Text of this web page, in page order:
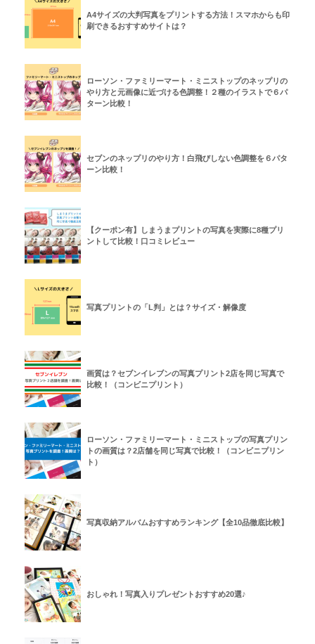
A4サイズの大判写真をプリントする方法！スマホからも印
刷できるおすすめサイトは？
ローソン・ファミリーマート・ミニストップのネップリの
やり方と元画像に近づける色調整！２種のイラストで６パ
ターン比較！
セブンのネップリのやり方！白飛びしない色調整を６パタ
ーン比較！
【クーポン有】しまうまプリントの写真を実際に8種プリ
ントして比較！口コミレビュー
写真プリントの「L判」とは？サイズ・解像度
画質は？セブンイレブンの写真プリント2店を同じ写真で
比較！（コンビニプリント）
ローソン・ファミリーマート・ミニストップの写真プリン
トの画質は？2店舗を同じ写真で比較！（コンビニプリン
ト）
写真収納アルバムおすすめランキング【全10品徹底比較】
おしゃれ！写真入りプレゼントおすすめ20選♪